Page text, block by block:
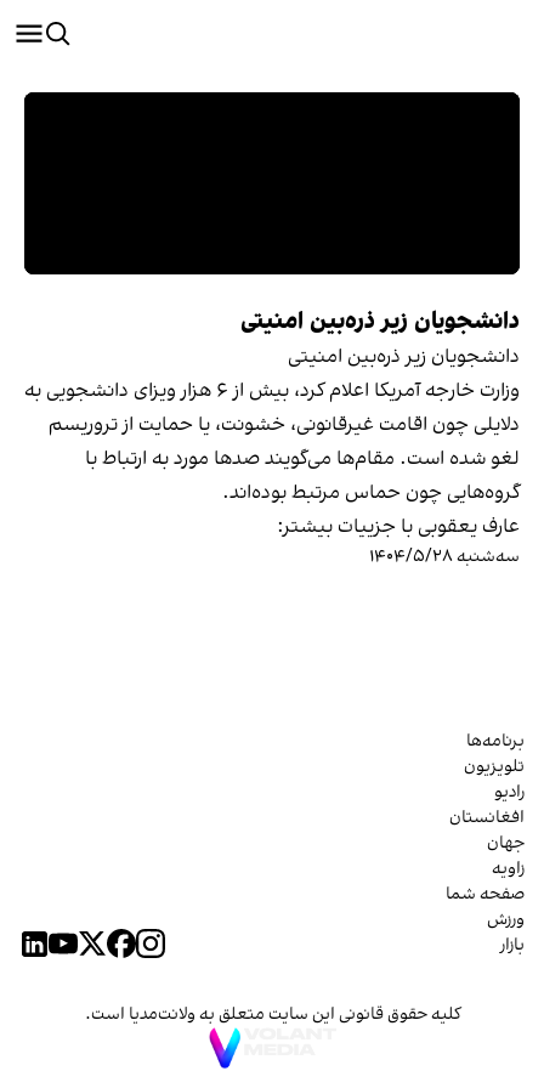
دانشجویان زیر ذره‌بین امنیتی
دانشجویان زیر ذره‌بین امنیتی
وزارت خارجه آمریکا اعلام کرد، بیش از ۶ هزار ویزای دانشجویی به
دلایلی چون اقامت غیرقانونی، خشونت، یا حمایت از تروریسم
لغو شده است. مقام‌ها می‌گویند صدها مورد به ارتباط با
گروه‌هایی چون حماس مرتبط بوده‌اند.
عارف یعقوبی با جزییات بیشتر:
سه‌شنبه ۱۴۰۴/۵/۲۸
برنامه‌ها
تلویزیون
رادیو
افغانستان
جهان
زاویه
صفحه شما
ورزش
بازار
کلیه حقوق قانونی این سایت متعلق به ولانت‌مدیا است.